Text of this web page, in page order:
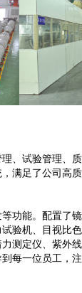
、试验管理、质
满足了公司高质
功能。配置了镜
验机、目视比色
测定仪、紫外线
每一位员工，注